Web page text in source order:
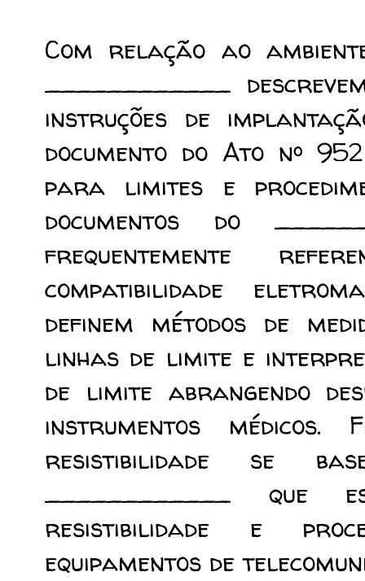
Com relação ao
____________
instruções de
documento do Ato nº
para limites e
documentos do
frequentemente
compatibilidade
definem métodos de
linhas de limite e
de limite abrangendo
instrumentos médicos.
resistibilidade se
____________ que
resistibilidade e
equipamentos de